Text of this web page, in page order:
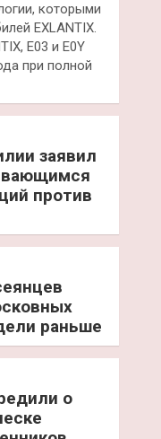
которыми
EXLANTIX.
E03 и E0Y
при полной
заявил
против
раньше
о